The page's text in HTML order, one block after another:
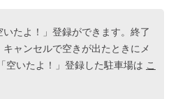
たよ！」登録ができます。終了
ャンセルで空きが出たときにメ
空いたよ！」登録した駐車場は こ